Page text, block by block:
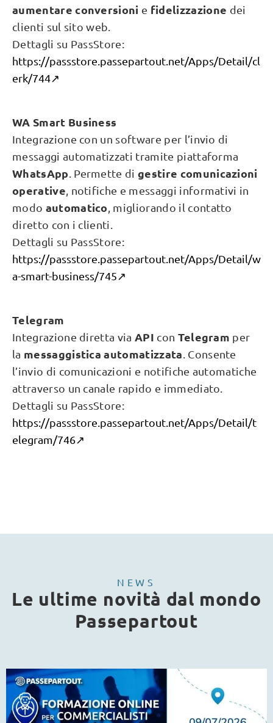
aumentare conversioni e fidelizzazione dei
clienti sul sito web.
Dettagli su PassStore:
https://passstore.passepartout.net/Apps/Detail/cl
erk/744↗️
WA Smart Business
Integrazione con un software per l’invio di
messaggi automatizzati tramite piattaforma
WhatsApp . Permette digestire comunicazioni
operative , notifiche e messaggi informativi in
modo automatico , migliorando il contatto
diretto con i clienti.
Dettagli su PassStore:
https://passstore.passepartout.net/Apps/Detail/w
a-smart-business/745↗️
Telegram
Integrazione diretta via API con Telegram per
la messaggistica automatizzata . Consente
l’invio di comunicazioni e notifiche automatiche
attraverso un canale rapido e immediato.
Dettagli su PassStore:
https://passstore.passepartout.net/Apps/Detail/t
elegram/746↗️
NEWS
Le ultime novità dal mondo
Passepartout